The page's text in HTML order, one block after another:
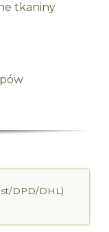
tkaniny
DPD/DHL)